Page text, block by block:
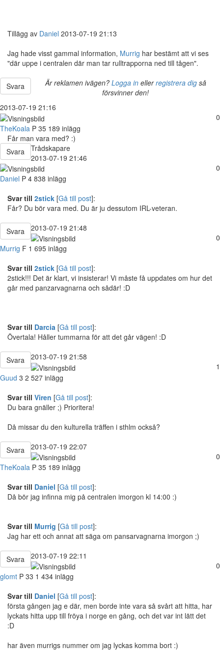
Tillägg av Daniel 2013-07-19 21:13
Jag hade visst gammal information, Murrig har bestämt att vi ses
"där uppe i centralen där man tar rulltrapporna ned till tågen".
Svara Är reklamen ivägen? Logga inellerregistrera digså
försvinner den!
2013-07-19 21:16
0
TheKoala P 35 189 inlägg
Får man vara med? :)
Svara
Trådskapare
2013-07-19 21:46
0
Daniel P 4 838 inlägg
Svar till 2stick [Gå till post]:
Får? Du bör vara med. Du är ju dessutom IRL-veteran.
Svara
2013-07-19 21:48
0
Murrig F 1 695 inlägg
Svar till 2stick [Gå till post]:
2stick!!! Det är klart, vi insisterar! Vi måste få uppdates om hur det
går med panzarvagnarna och sådär! :D
Svar till Darcia [Gå till post]:
Övertala! Håller tummarna för att det går vägen! :D
Svara
2013-07-19 21:58
1
Guud 3 2 527 inlägg
Svar till Viren [Gå till post]:
Du bara gnäller ;) Prioritera!
Då missar du den kulturella träffen i sthlm också?
Svara
2013-07-19 22:07
0
TheKoala P 35 189 inlägg
Svar till Daniel [Gå till post]:
Då bör jag infinna mig på centralen imorgon kl 14:00 :)
Svar till Murrig [Gå till post]:
Jag har ett och annat att säga om pansarvagnarna imorgon ;)
Svara
2013-07-19 22:11
0
glomt P 33 1 434 inlägg
Svar till Daniel [Gå till post]:
första gången jag e där, men borde inte vara så svårt att hitta, har
lyckats hitta upp till fröya i norge en gång, och det var int lätt det
:D
har även murrigs nummer om jag lyckas komma bort :)